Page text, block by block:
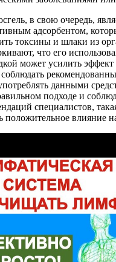
в свою очередь,
адсорбентом,
токсины и шлаки из
что его
может усилить
данными
подходе и
специалистов,
положительное влияние